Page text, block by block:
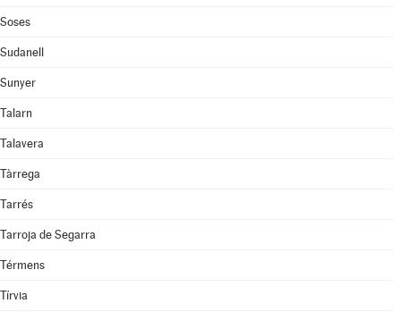
Soses
Sudanell
Sunyer
Talarn
Talavera
Tàrrega
Tarrés
Tarroja de Segarra
Térmens
Tírvia